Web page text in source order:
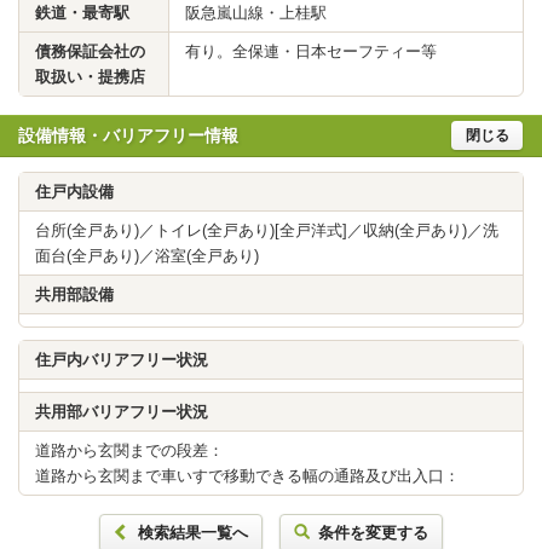
鉄道・最寄駅 阪急嵐山線・上桂駅
債務保証会社の
取扱い・提携店
有り。全保連・日本セーフティー等
設備情報・バリアフリー情報 閉じる
住戸内設備
台所(全戸あり)／トイレ(全戸あり)[全戸洋式]／収納(全戸あり)／洗
面台(全戸あり)／浴室(全戸あり)
共用部設備
住戸内バリアフリー状況
共用部バリアフリー状況
道路から玄関までの段差：
道路から玄関まで車いすで移動できる幅の通路及び出入口：
検索結果一覧へ 条件を変更する